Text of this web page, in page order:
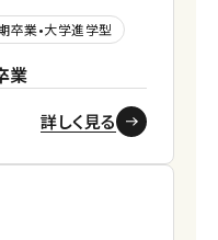
卒業•大学進学型
業
詳しく見る